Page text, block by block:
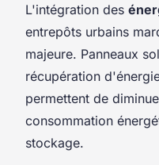
L'intégration des
entrepôts urbains
majeure. Panneaux
récupération
permettent de
consommation
stockage.